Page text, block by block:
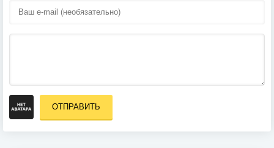
ОТПРАВИТЬ